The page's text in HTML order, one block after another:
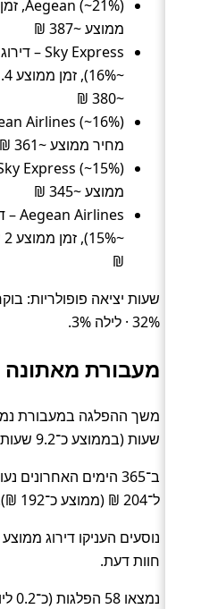
ממוצע ~387 ₪
~380 ₪
מחיר ממוצע ~361 ₪
ממוצע ~345 ₪
₪
32% · לילה 3%.
מעבורת מאתונה
שעות (בממוצע כ־9.2 שעות) (Ferry).
ל־204 ₪ (ממוצע כ־192 ₪).
חוות דעת.
נמצאו 58 הפלגות (כ־0.2 ליום).